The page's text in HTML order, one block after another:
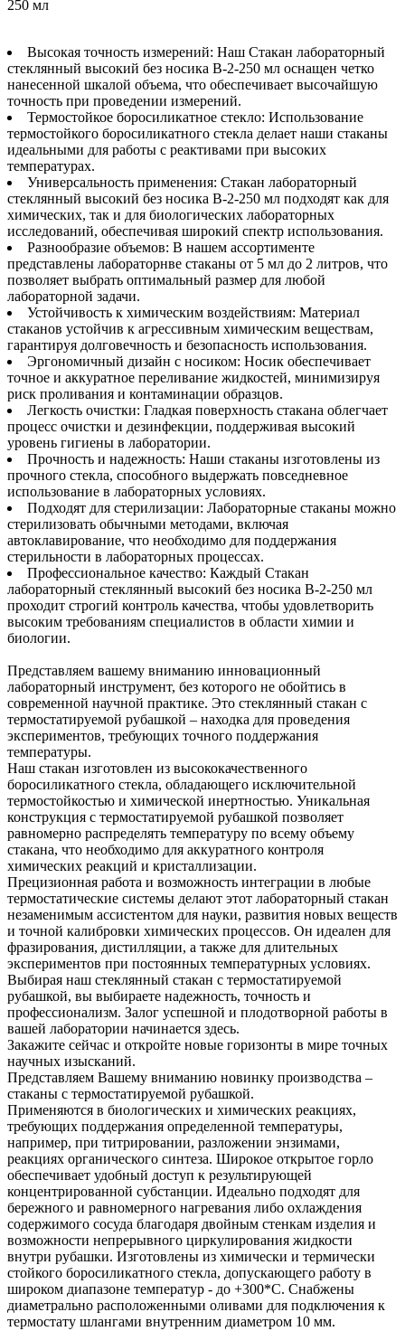
Высокая точность измерений: Наш Стакан лабораторный
стеклянный высокий без носика В-2-250 мл оснащен четко
нанесенной шкалой объема, что обеспечивает высочайшую
точность при проведении измерений.
Термостойкое боросиликатное стекло: Использование
термостойкого боросиликатного стекла делает наши стаканы
идеальными для работы с реактивами при высоких
температурах.
Универсальность применения: Стакан лабораторный
стеклянный высокий без носика В-2-250 мл подходят как для
химических, так и для биологических лабораторных
исследований, обеспечивая широкий спектр использования.
Разнообразие объемов: В нашем ассортименте
представлены лабораторнве стаканы от 5 мл до 2 литров, что
позволяет выбрать оптимальный размер для любой
лабораторной задачи.
Устойчивость к химическим воздействиям: Материал
стаканов устойчив к агрессивным химическим веществам,
гарантируя долговечность и безопасность использования.
Эргономичный дизайн с носиком: Носик обеспечивает
точное и аккуратное переливание жидкостей, минимизируя
риск проливания и контаминации образцов.
Легкость очистки: Гладкая поверхность стакана облегчает
процесс очистки и дезинфекции, поддерживая высокий
уровень гигиены в лаборатории.
Прочность и надежность: Наши стаканы изготовлены из
прочного стекла, способного выдержать повседневное
использование в лабораторных условиях.
Подходят для стерилизации: Лабораторные стаканы можно
стерилизовать обычными методами, включая
автоклавирование, что необходимо для поддержания
стерильности в лабораторных процессах.
Профессиональное качество: Каждый Стакан
лабораторный стеклянный высокий без носика В-2-250 мл
проходит строгий контроль качества, чтобы удовлетворить
высоким требованиям специалистов в области химии и
биологии.
Представляем вашему вниманию инновационный
лабораторный инструмент, без которого не обойтись в
современной научной практике. Это стеклянный стакан с
термостатируемой рубашкой – находка для проведения
экспериментов, требующих точного поддержания
температуры.
Наш стакан изготовлен из высококачественного
боросиликатного стекла, обладающего исключительной
термостойкостью и химической инертностью. Уникальная
конструкция с термостатируемой рубашкой позволяет
равномерно распределять температуру по всему объему
стакана, что необходимо для аккуратного контроля
химических реакций и кристаллизации.
Прецизионная работа и возможность интеграции в любые
термостатические системы делают этот лабораторный стакан
незаменимым ассистентом для науки, развития новых веществ
и точной калибровки химических процессов. Он идеален для
фразирования, дистилляции, а также для длительных
экспериментов при постоянных температурных условиях.
Выбирая наш стеклянный стакан с термостатируемой
рубашкой, вы выбираете надежность, точность и
профессионализм. Залог успешной и плодотворной работы в
вашей лаборатории начинается здесь.
Закажите сейчас и откройте новые горизонты в мире точных
научных изысканий.
Представляем Вашему вниманию новинку производства –
стаканы с термостатируемой рубашкой.
Применяются в биологических и химических реакциях,
требующих поддержания определенной температуры,
например, при титрировании, разложении энзимами,
реакциях органического синтеза. Широкое открытое горло
обеспечивает удобный доступ к результирующей
концентрированной субстанции. Идеально подходят для
бережного и равномерного нагревания либо охлаждения
содержимого сосуда благодаря двойным стенкам изделия и
возможности непрерывного циркулирования жидкости
внутри рубашки. Изготовлены из химически и термически
стойкого боросиликатного стекла, допускающего работу в
широком диапазоне температур - до +300*С. Снабжены
диаметрально расположенными оливами для подключения к
термостату шлангами внутренним диаметром 10 мм.